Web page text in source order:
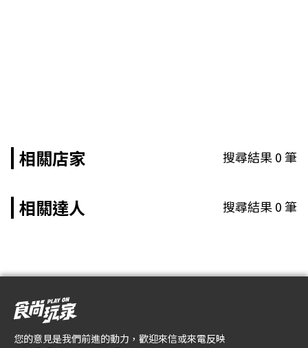
相關店家 搜尋結果0筆
相關達人 搜尋結果0筆
您的意見是我們前進的動力，歡迎來信或來電反映